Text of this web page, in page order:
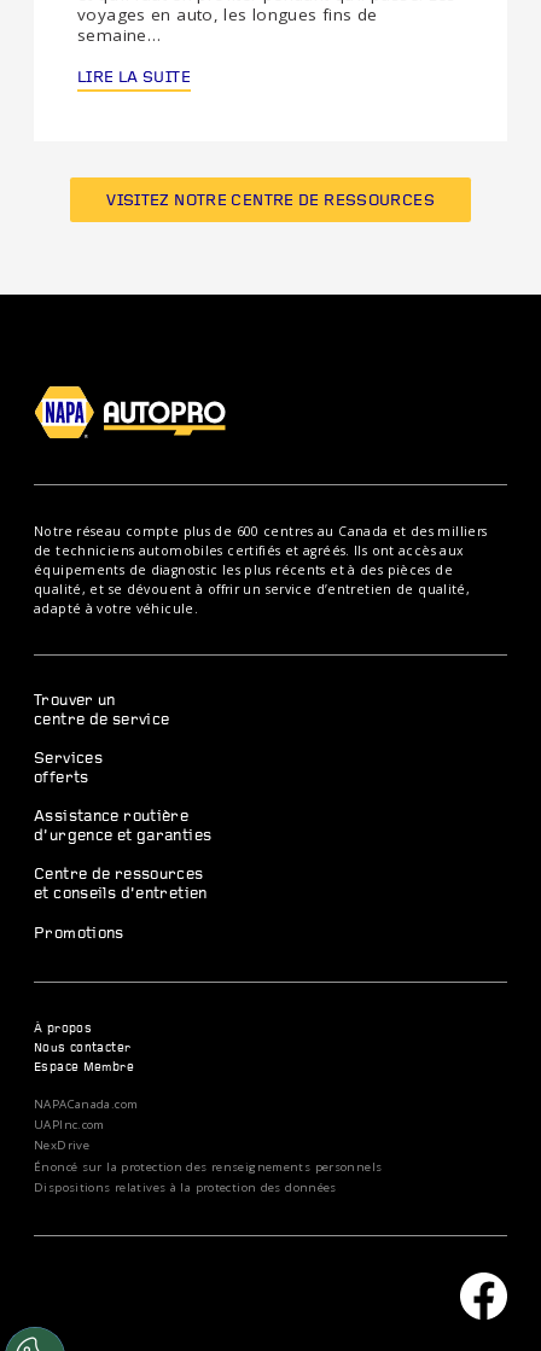
voyages en auto, les longues fins de
semaine…
LIRE LA SUITE
VISITEZ NOTRE CENTRE DE RESSOURCES
Notre réseau compte plus de 600 centres au Canada et des milliers
de techniciens automobiles certifiés et agréés. Ils ont accès aux
équipements de diagnostic les plus récents et à des pièces de
qualité, et se dévouent à offrir un service d’entretien de qualité,
adapté à votre véhicule.
Trouver un
centre de service
Services
offerts
Assistance routière
d’urgence et garanties
Centre de ressources
et conseils d’entretien
Promotions
À propos
Nous contacter
Espace Membre
NAPACanada.com
UAPInc.com
NexDrive
Énoncé sur la protection des renseignements personnels
Dispositions relatives à la protection des données